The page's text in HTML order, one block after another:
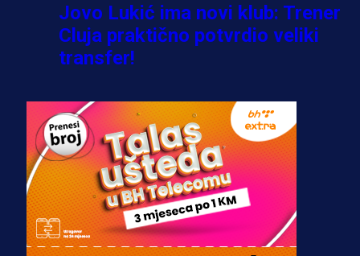
Jovo Lukić ima novi klub: Trener
Cluja praktično potvrdio veliki
transfer!
A Selekcija
Stigla potvrda od predsjednika
kluba: Jovo Lukić uskoro pravi
transfer!?
3 sedmica 3 dan
A Selekcija